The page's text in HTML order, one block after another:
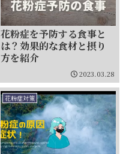
花粉症を予防する食事と
は？効果的な食材と摂り
方を紹介
2023.03.28
花粉症対策